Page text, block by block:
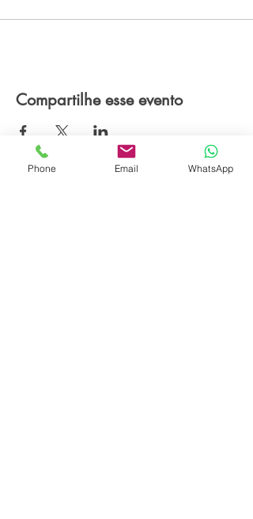
Compartilhe esse evento
Phone Email WhatsApp